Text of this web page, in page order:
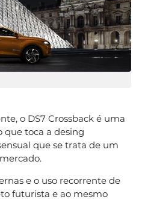
o DS7 Crossback é uma
que toca a desing
que se trata de um
e o uso recorrente de
futurista e ao mesmo